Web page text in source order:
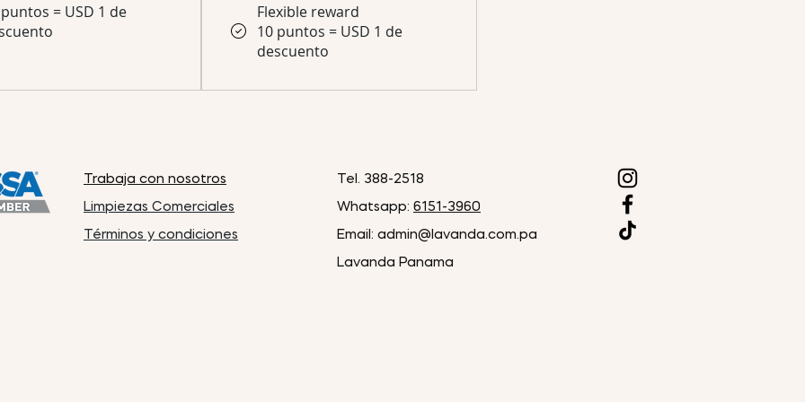
= USD 1 de
Flexible reward
10 puntos = USD 1 de
descuento
Trabaja con nosotros
Limpiezas Comerciales
Términos y condiciones
Tel. 388-2518
Whatsapp: 6151-3960
Email: admin@lavanda.com.pa
Lavanda Panama